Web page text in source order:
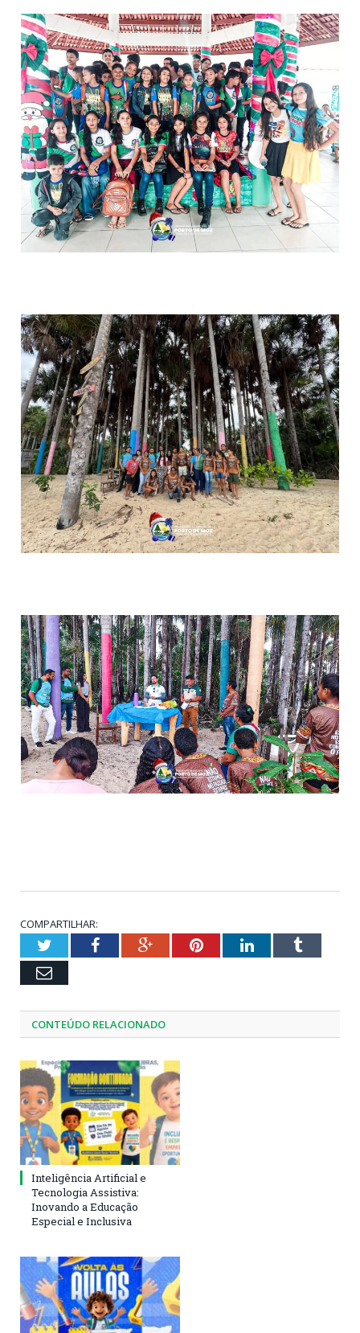
COMPARTILHAR:
TwitterFacebookGoogle+PinterestLinkedInTumblr
Email
CONTEÚDO RELACIONADO
Inteligência Artificial e
Tecnologia Assistiva:
Inovando a Educação
Especial e Inclusiva